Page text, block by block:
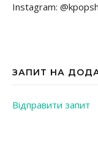
Instagram:
ЗАПИТ НА
Відправити запит